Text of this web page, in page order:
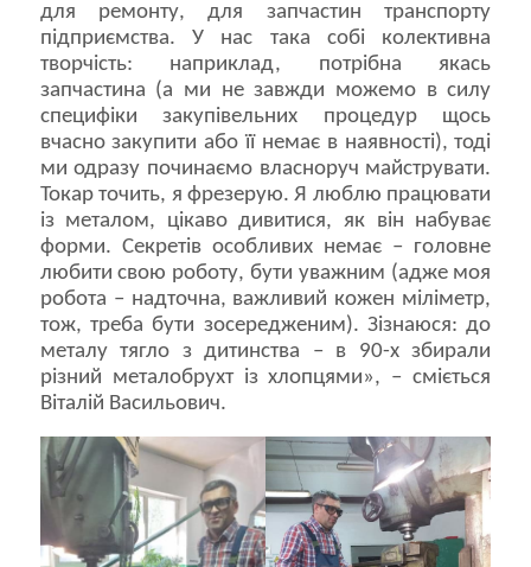
для ремонту, для запчастин транспорту
підприємства. У нас така собі колективна
творчість: наприклад, потрібна якась
запчастина (а ми не завжди можемо в силу
специфіки закупівельних процедур щось
вчасно закупити або її немає в наявності), тоді
ми одразу починаємо власноруч майструвати.
Токар точить, я фрезерую. Я люблю працювати
із металом, цікаво дивитися, як він набуває
форми. Секретів особливих немає – головне
любити свою роботу, бути уважним (адже моя
робота – надточна, важливий кожен міліметр,
тож, треба бути зосередженим). Зізнаюся: до
металу тягло з дитинства – в 90-х збирали
різний металобрухт із хлопцями», – сміється
Віталій Васильович.